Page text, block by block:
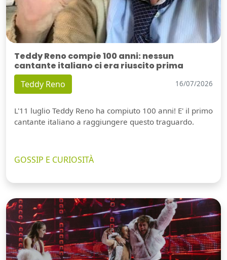
Teddy Reno compie 100 anni: nessun
cantante italiano ci era riuscito prima
Teddy Reno 16/07/2026
L'11 luglio Teddy Reno ha compiuto 100 anni! E' il primo
cantante italiano a raggiungere questo traguardo.
GOSSIP E CURIOSITÀ